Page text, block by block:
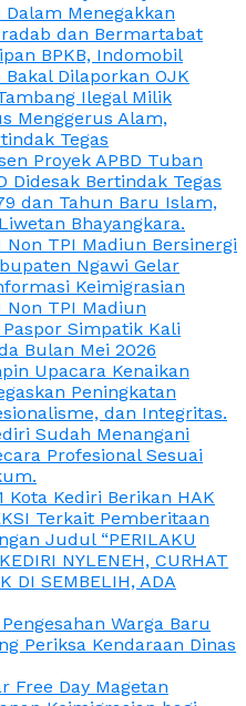
Menegakkan
dan Bermartabat
BPKB, Indomobil
Dilaporkan OJK
Ilegal Milik
Menggerus Alam,
Tegas
Proyek APBD Tuban
Didesak Bertindak Tegas
dan Tahun Baru Islam,
Bhayangkara.
TPI Madiun Bersinergi
Ngawi Gelar
Keimigrasian
Non TPI Madiun
Simpatik Kali
Bulan Mei 2026
Upacara Kenaikan
Peningkatan
dan Integritas.
Sudah Menangani
Profesional Sesuai
Kota Kediri Berikan HAK
Terkait Pemberitaan
Judul “PERILAKU
NYLENEH, CURHAT
DI SEMBELIH, ADA
Warga Baru
Periksa Kendaraan Dinas
Free Day Magetan